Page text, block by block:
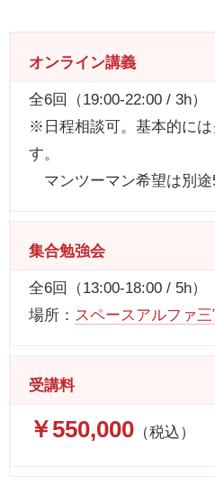
オンライン講義
全6回（19:00-22:00 / 3h）
※日程相談可。基本的には
す。
マンツーマン希望は別途
集合勉強会
全6回（13:00-18:00 / 5h）
場所： スペースアルファ三
受講料
￥550,000 （税込）